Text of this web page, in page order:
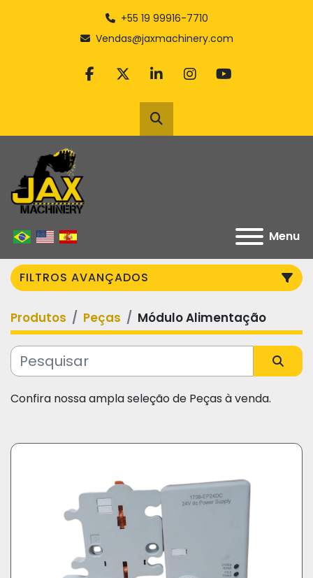
+55 19 99916-7710
Vendas@jaxmachinery.com
facebook
twitterlinkedininstagram
youtube
Pesquisar
Menu
FILTROS AVANÇADOS
Categoria
Fabricante
Produtos Peças Módulo Alimentação
Confira nossa ampla seleção de Peças à venda.